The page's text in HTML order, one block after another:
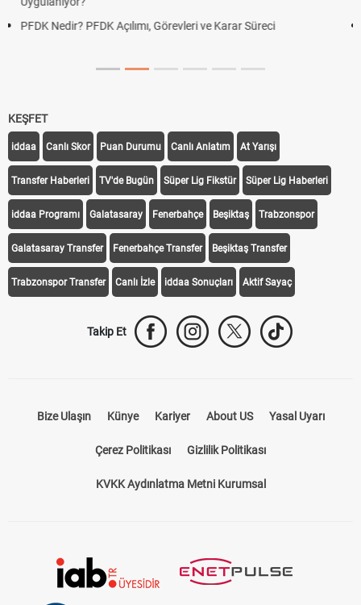
DGS Sonuçları Ne Zaman Açıklanacak 2026? ÖSYM Sonuç
KEŞFET
iddaa Canlı Skor Puan Durumu Canlı Anlatım At Yarışı
Transfer Haberleri TV'de Bugün Süper Lig Fikstür Süper Lig Haberleri
iddaa Programı Galatasaray Fenerbahçe Beşiktaş Trabzonspor
Galatasaray Transfer Fenerbahçe Transfer Beşiktaş Transfer
Trabzonspor Transfer Canlı İzle iddaa Sonuçları Aktif Sayaç
Takip Et
Bize Ulaşın Künye Kariyer About US Yasal Uyarı
Çerez Politikası Gizlilik Politikası
KVKK Aydınlatma Metni Kurumsal